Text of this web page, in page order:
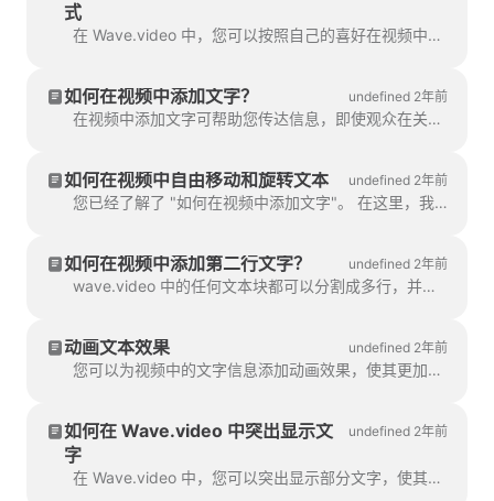
式
在 Wave.video 中，您可以按照自己的喜好在视频中设置文字样式。以下是您可以使用的编辑选项：更改字体 更改文字的组合
如何在视频中添加文字？ undefined 2年前
在视频中添加文字可帮助您传达信息，即使观众在关闭声音的情况下观看视频也是如此。在 Wave.video 中，您可以这样做...
如何在视频中自由移动和旋转文本 undefined 2年前
您已经了解了 "如何在视频中添加文字"。 在这里，我们将讨论如何在 Wave.video 中围绕视频移动两个或多个文本块...
如何在视频中添加第二行文字？ undefined 2年前
wave.video 中的任何文本块都可以分割成多行，并具有不同的大小、颜色和装饰。要添加一行，请选择文本。如果您 ...
动画文本效果 undefined 2年前
您可以为视频中的文字信息添加动画效果，使其更加吸引人眼球。在视频中添加文字后，您就可以使用动画效果了。
如何在 Wave.video 中突出显示文
字
undefined 2年前
在 Wave.video 中，您可以突出显示部分文字，使其与其他信息区分开来。要突出显示文本的一部分，请选择...